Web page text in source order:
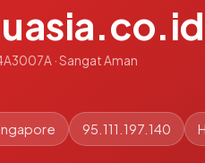
· Sangat Aman
95.111.197.140